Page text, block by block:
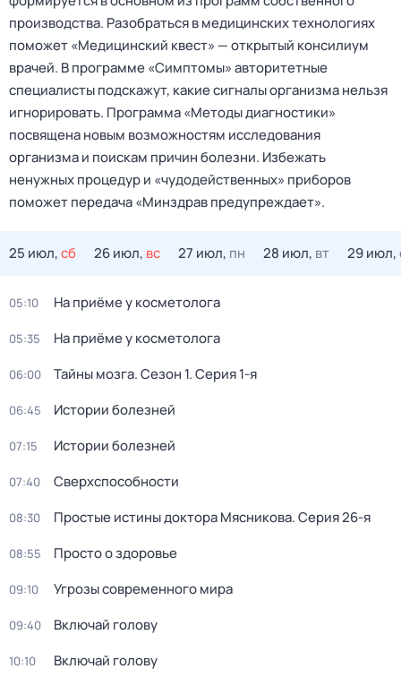
производства. Разобраться в медицинских технологиях
поможет «Медицинский квест» — открытый консилиум
врачей. В программе «Симптомы» авторитетные
специалисты подскажут, какие сигналы организма нельзя
игнорировать. Программа «Методы диагностики»
посвящена новым возможностям исследования
организма и поискам причин болезни. Избежать
ненужных процедур и «чудодейственных» приборов
поможет передача «Минздрав предупреждает».
25 июл,сб 26 июл, вс 27 июл, пн 28 июл, вт 29 июл,
05:10 На приёме у косметолога
05:35 На приёме у косметолога
06:00 Тайны мозга. Сезон 1. Серия 1-я
06:45 Истории болезней
07:15 Истории болезней
07:40 Сверхспособности
08:30 Простые истины доктора Мясникова. Серия 26-я
08:55 Просто о здоровье
09:10 Угрозы современного мира
09:40 Включай голову
10:10 Включай голову